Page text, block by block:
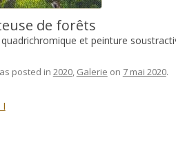
de forêts
et peinture
posted in 2020, Galerie on 7 mai 2020.
I